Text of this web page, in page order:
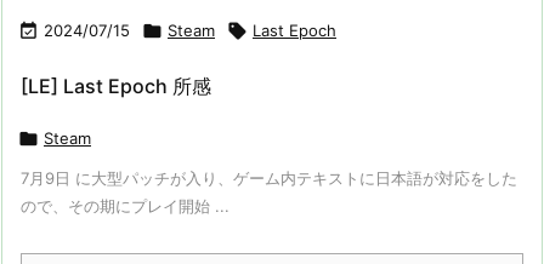
 2024/07/15  Steam  Last Epoch
[LE] Last Epoch 所感
 Steam
7月9日 に大型パッチが入り、ゲーム内テキストに日本語が対応をした
ので、その期にプレイ開始 ...